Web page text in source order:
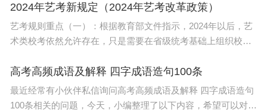
规定，春季高考
2024年艺考新规定（2024年艺考改革政策）
艺考规则重点（一）：根据教育部文件指示，2024年以后，艺
术类校考依然允许存在，只是需要在省级统考基础上组织校
数，原则上不超过相关专业招生计划的6—8倍。2024年起，不
高考高频成语及解释 四字成语造句100条
最近经常有小伙伴私信询问高考高频成语及解释 四字成语造句
100条相关的问题，今天，小编整理了以下内容，希望可以对大